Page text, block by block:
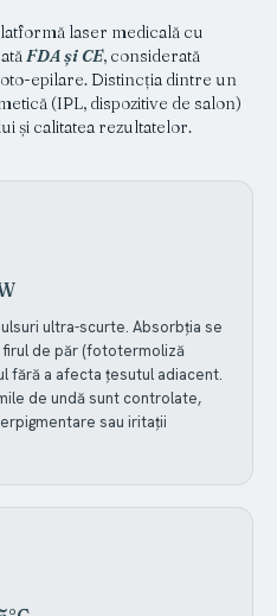
laser medicală cu
FDA și CE, considerată
epilare. Distincția dintre un
(IPL, dispozitive de salon)
și calitatea rezultatelor.
ultra-scurte. Absorbția se
firul de păr (fototermoliză
fără a afecta țesutul adiacent.
de undă sunt controlate,
sau iritații